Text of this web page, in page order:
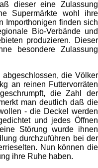
dieser eine Zulassung
Supermärkte wohl ihre
Importhonigen finden sich
Bio-Verbände und
produzieren. Dieser
besondere Zulassung
die Völker
an reinen Futtervorräten
die Zahl der
man deutlich daß die
- die Deckel werden
und jedes Öffnen
Störung wurde ihnen
durchzuführen bei der
Nun können die
ihre Ruhe haben.